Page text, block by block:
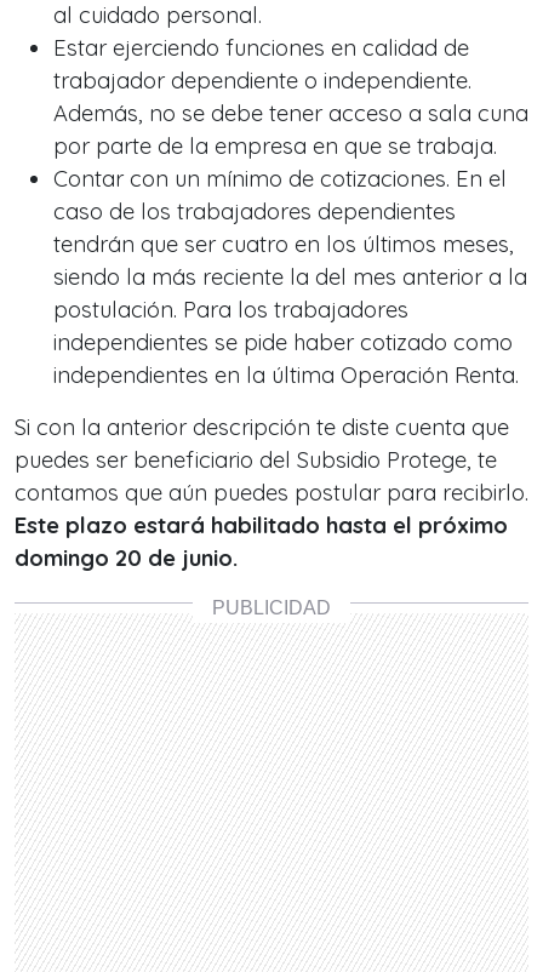
al cuidado personal.
Estar ejerciendo funciones en calidad de
trabajador dependiente o independiente.
Además, no se debe tener acceso a sala cuna
por parte de la empresa en que se trabaja.
Contar con un mínimo de cotizaciones. En el
caso de los trabajadores dependientes
tendrán que ser cuatro en los últimos meses,
siendo la más reciente la del mes anterior a la
postulación. Para los trabajadores
independientes se pide haber cotizado como
independientes en la última Operación Renta.
Si con la anterior descripción te diste cuenta que
puedes ser beneficiario del Subsidio Protege, te
contamos que aún puedes postular para recibirlo.
Este plazo estará habilitado hasta el próximo
domingo 20 de junio.